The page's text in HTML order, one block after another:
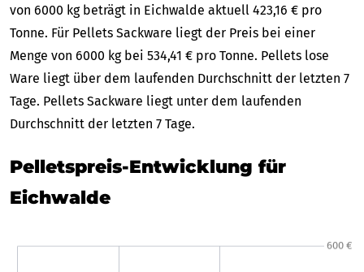
von 6000 kg beträgt in Eichwalde aktuell 423,16 € pro
Tonne. Für Pellets Sackware liegt der Preis bei einer
Menge von 6000 kg bei 534,41 € pro Tonne. Pellets lose
Ware liegt über dem laufenden Durchschnitt der letzten 7
Tage. Pellets Sackware liegt unter dem laufenden
Durchschnitt der letzten 7 Tage.
Pelletspreis-Entwicklung für
Eichwalde